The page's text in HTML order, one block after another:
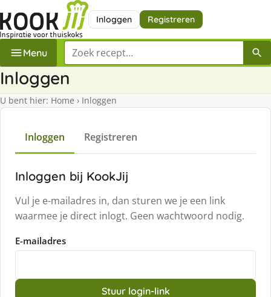
Inloggen Registreren
Menu Zoek een recept
Inloggen
U bent hier: Home › Inloggen
Inloggen Registreren
Inloggen bij KookJij
Vul je e-mailadres in, dan sturen we je een link
waarmee je direct inlogt. Geen wachtwoord nodig.
E-mailadres
Stuur login-link